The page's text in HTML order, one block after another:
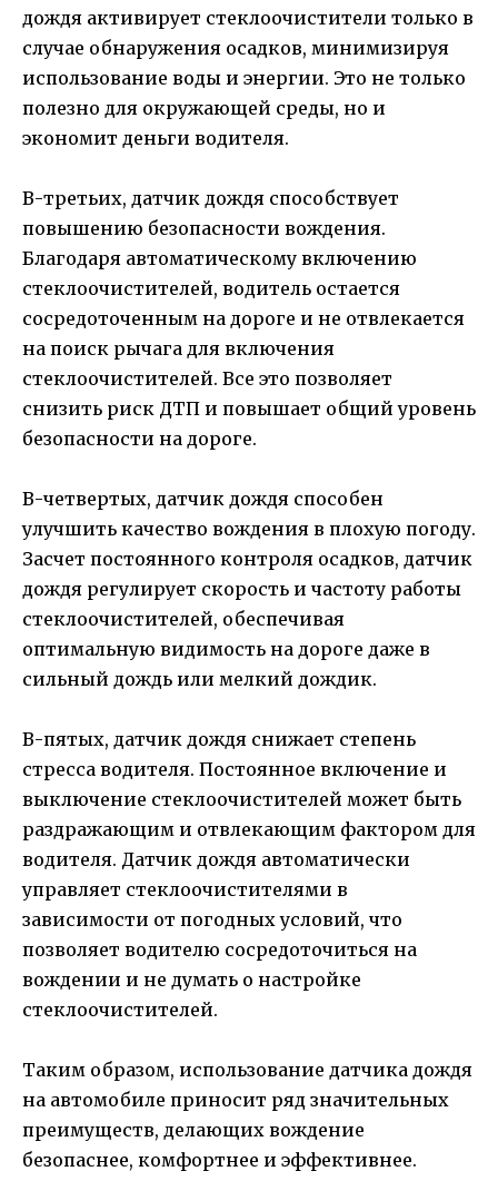
дождя активирует стеклоочистители только в
случае обнаружения осадков, минимизируя
использование воды и энергии. Это не только
полезно для окружающей среды, но и
экономит деньги водителя.
В-третьих, датчик дождя способствует
повышению безопасности вождения.
Благодаря автоматическому включению
стеклоочистителей, водитель остается
сосредоточенным на дороге и не отвлекается
на поиск рычага для включения
стеклоочистителей. Все это позволяет
снизить риск ДТП и повышает общий уровень
безопасности на дороге.
В-четвертых, датчик дождя способен
улучшить качество вождения в плохую погоду.
Засчет постоянного контроля осадков, датчик
дождя регулирует скорость и частоту работы
стеклоочистителей, обеспечивая
оптимальную видимость на дороге даже в
сильный дождь или мелкий дождик.
В-пятых, датчик дождя снижает степень
стресса водителя. Постоянное включение и
выключение стеклоочистителей может быть
раздражающим и отвлекающим фактором для
водителя. Датчик дождя автоматически
управляет стеклоочистителями в
зависимости от погодных условий, что
позволяет водителю сосредоточиться на
вождении и не думать о настройке
стеклоочистителей.
Таким образом, использование датчика дождя
на автомобиле приносит ряд значительных
преимуществ, делающих вождение
безопаснее, комфортнее и эффективнее.